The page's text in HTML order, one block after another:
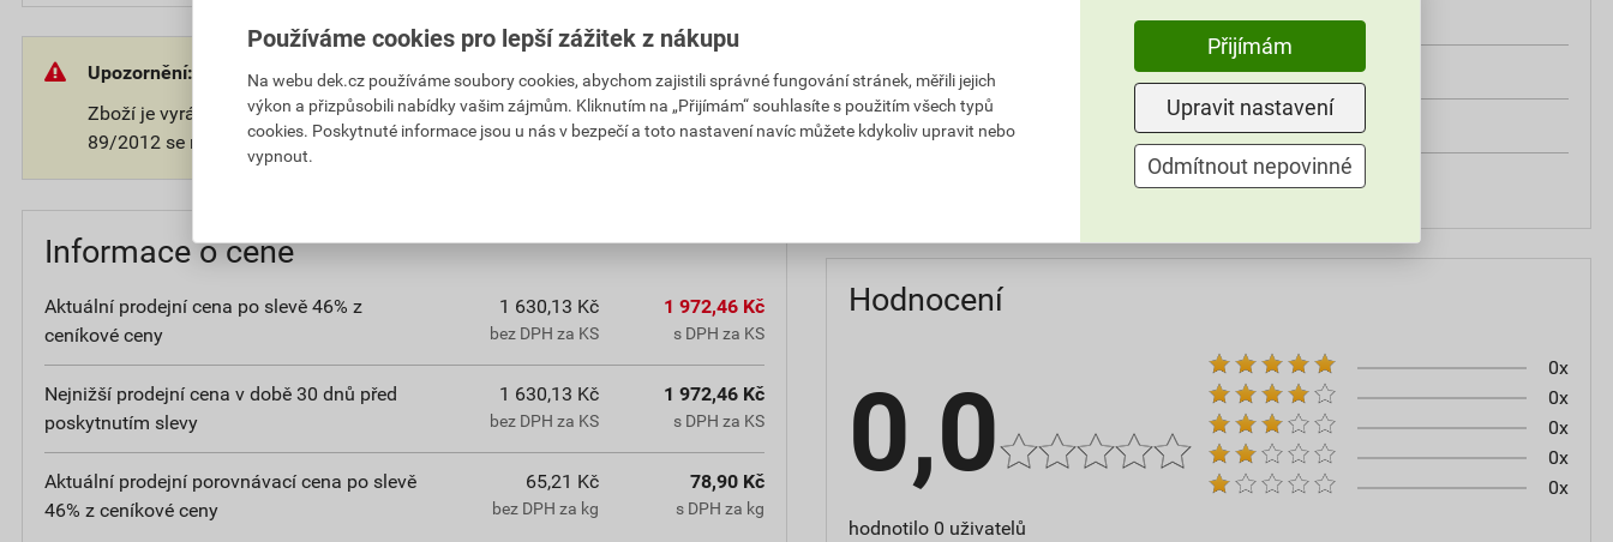
Upozornění:
Zboží je vyráběno na přání zákazníka. V souladu s občanským zákoníkem č.
89/2012 se na takové zboží nevztahuje 14-ti denní ochranná lhůta.
Informace o ceně
Aktuální prodejní cena po slevě 46% z
ceníkové ceny
1 630,13 Kč
bez DPH za KS
1 972,46 Kč
s DPH za KS
Nejnižší prodejní cena v době 30 dnů před
poskytnutím slevy
1 630,13 Kč
bez DPH za KS
1 972,46 Kč
s DPH za KS
Aktuální prodejní porovnávací cena po slevě
46% z ceníkové ceny
65,21 Kč
bez DPH za kg
78,90 Kč
s DPH za kg
od +5°C do +25°C
hmotnost 25 kg
typ výrobku
60–80
Hodnocení
0,0
hodnotilo 0 uživatelů
0x
0x
0x
0x
0x
Používáme cookies pro lepší zážitek z nákupu
Na webu dek.cz používáme soubory cookies, abychom zajistili správné fungování stránek, měřili jejich
výkon a přizpůsobili nabídky vašim zájmům. Kliknutím na „Přijímám“ souhlasíte s použitím všech typů
cookies. Poskytnuté informace jsou u nás v bezpečí a toto nastavení navíc můžete kdykoliv upravit nebo
vypnout.
Přijímám
Upravit nastavení
Odmítnout nepovinné